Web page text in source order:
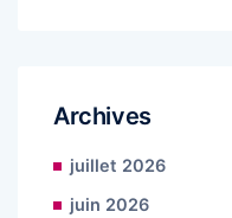
Archives
juillet 2026
juin 2026